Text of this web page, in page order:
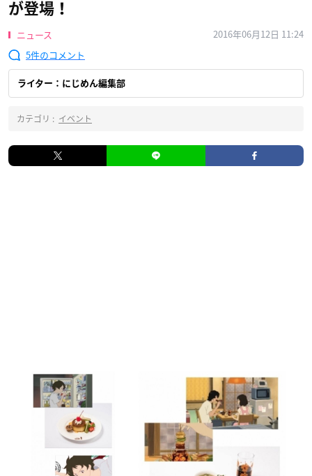
が登場！
ニュース
2016年06月12日 11:24
5
ライター：にじめん編集部
カテゴリ : イベント